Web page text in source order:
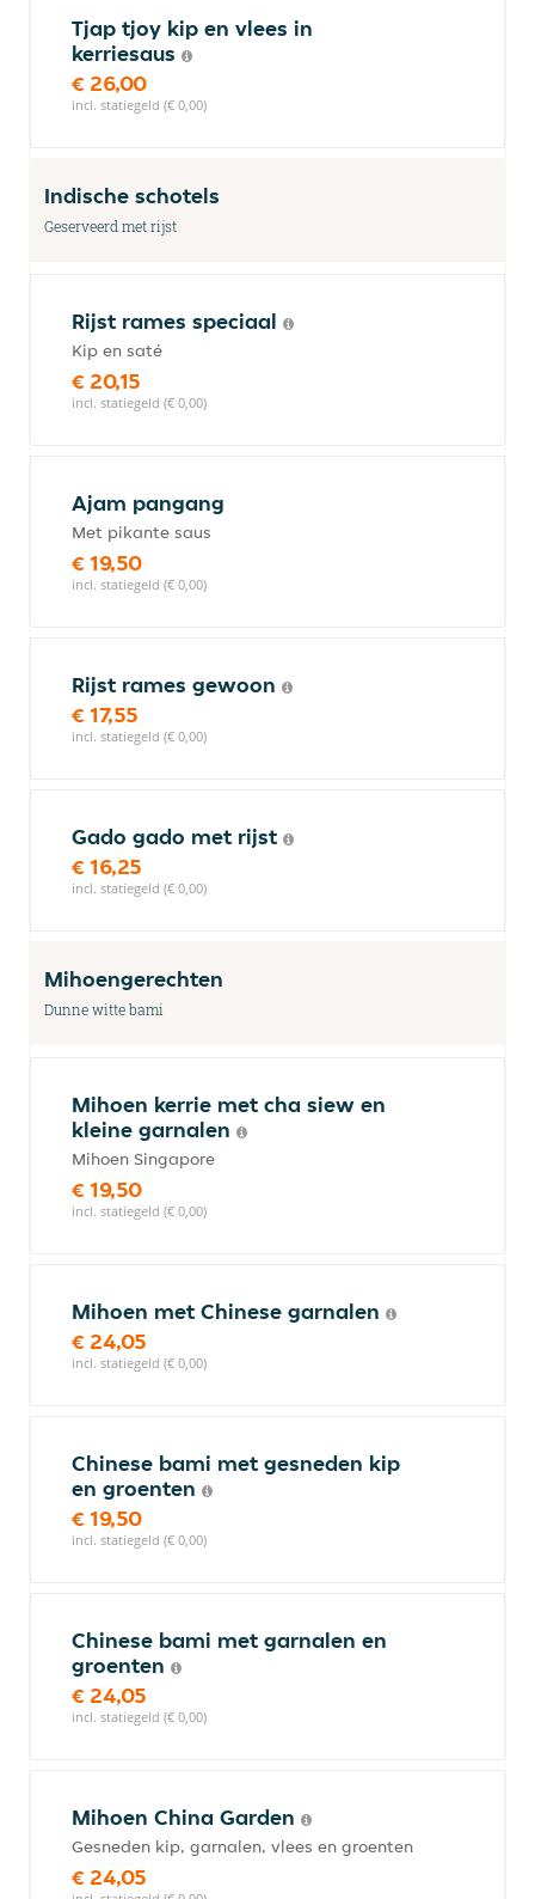
Tjap tjoy kip en vlees in
kerriesaus
€ 26,00
incl. statiegeld (€ 0,00)
Indische schotels
Geserveerd met rijst
Rijst rames speciaal
Kip en saté
€ 20,15
incl. statiegeld (€ 0,00)
Ajam pangang
Met pikante saus
€ 19,50
incl. statiegeld (€ 0,00)
Rijst rames gewoon
€ 17,55
incl. statiegeld (€ 0,00)
Gado gado met rijst
€ 16,25
incl. statiegeld (€ 0,00)
Mihoengerechten
Dunne witte bami
Mihoen kerrie met cha siew en
kleine garnalen
Mihoen Singapore
€ 19,50
incl. statiegeld (€ 0,00)
Mihoen met Chinese garnalen
€ 24,05
incl. statiegeld (€ 0,00)
Chinese bami met gesneden kip
en groenten
€ 19,50
incl. statiegeld (€ 0,00)
Chinese bami met garnalen en
groenten
€ 24,05
incl. statiegeld (€ 0,00)
Mihoen China Garden
Gesneden kip, garnalen, vlees en groenten
€ 24,05